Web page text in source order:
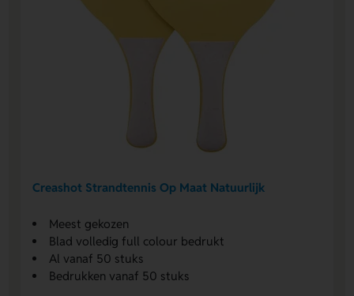
Creashot Strandtennis Op Maat Natuurlijk
Meest gekozen
Blad volledig full colour bedrukt
Al vanaf 50 stuks
Bedrukken vanaf 50 stuks